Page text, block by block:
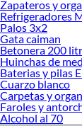
Zapateros y
Refrigeradores
Palos 3x2
Gata caiman
Betonera 200
Huinchas de
Baterias y pilas
Cuarzo blanco
Carpetas y
Faroles y
Alcohol al 70